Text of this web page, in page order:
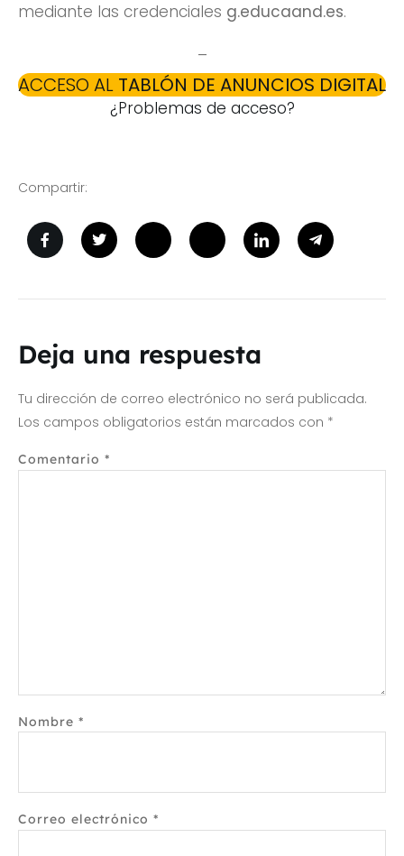
mediante las credenciales g.educaand.es.
ACCESO AL TABLÓN DE ANUNCIOS DIGITAL
¿Problemas de acceso?
Compartir:
Deja una respuesta
Tu dirección de correo electrónico no será publicada.
Los campos obligatorios están marcados con *
Comentario *
Nombre *
Correo electrónico *